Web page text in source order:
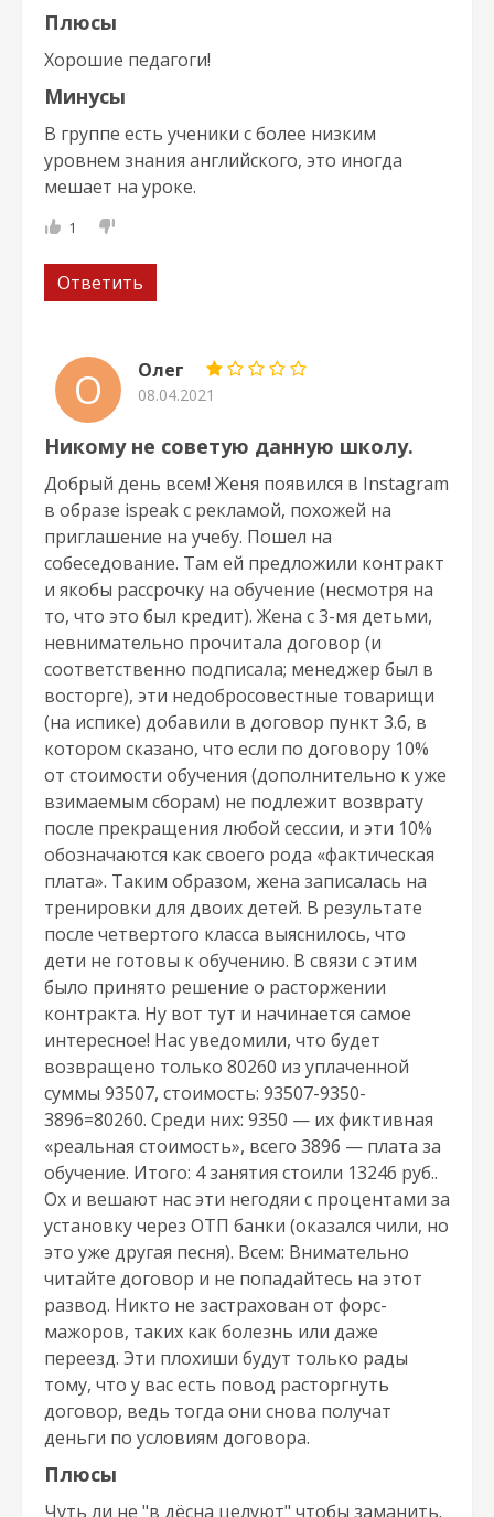
Плюсы
Хорошие педагоги!
Минусы
В группе есть ученики с более низким
уровнем знания английского, это иногда
мешает на уроке.
1
Ответить
О Олег
08.04.2021
Никому не советую данную школу.
Добрый день всем! Женя появился в Instagram
в образе ispeak с рекламой, похожей на
приглашение на учебу. Пошел на
собеседование. Там ей предложили контракт
и якобы рассрочку на обучение (несмотря на
то, что это был кредит). Жена с 3-мя детьми,
невнимательно прочитала договор (и
соответственно подписала; менеджер был в
восторге), эти недобросовестные товарищи
(на испике) добавили в договор пункт 3.6, в
котором сказано, что если по договору 10%
от стоимости обучения (дополнительно к уже
взимаемым сборам) не подлежит возврату
после прекращения любой сессии, и эти 10%
обозначаются как своего рода «фактическая
плата». Таким образом, жена записалась на
тренировки для двоих детей. В результате
после четвертого класса выяснилось, что
дети не готовы к обучению. В связи с этим
было принято решение о расторжении
контракта. Ну вот тут и начинается самое
интересное! Нас уведомили, что будет
возвращено только 80260 из уплаченной
суммы 93507, стоимость: 93507-9350-
3896=80260. Среди них: 9350 — их фиктивная
«реальная стоимость», всего 3896 — плата за
обучение. Итого: 4 занятия стоили 13246 руб..
Ох и вешают нас эти негодяи с процентами за
установку через ОТП банки (оказался чили, но
это уже другая песня). Всем: Внимательно
читайте договор и не попадайтесь на этот
развод. Никто не застрахован от форс-
мажоров, таких как болезнь или даже
переезд. Эти плохиши будут только рады
тому, что у вас есть повод расторгнуть
договор, ведь тогда они снова получат
деньги по условиям договора.
Плюсы
Чуть ли не "в дёсна целуют" чтобы заманить.